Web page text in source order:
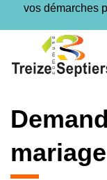
vos démarches
contenu
pied
mariage